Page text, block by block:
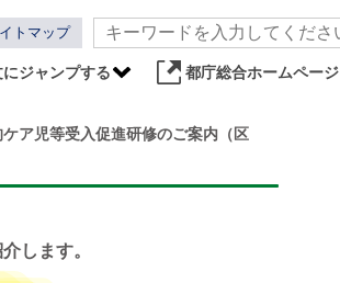
トマップ
ジャンプする 都庁総合ホームページ
ア児等受入促進研修のご案内（区
します。